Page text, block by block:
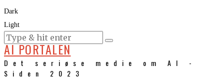
Dark
Light
KURSER
AI PORTALEN
Det seriøse medie om AI -
Siden 2023